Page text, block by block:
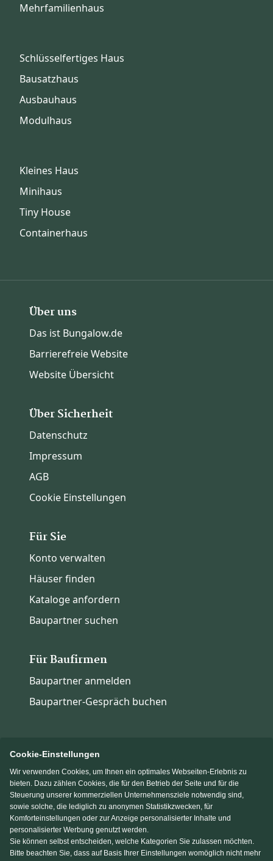
Mehrfamilienhaus
Schlüsselfertiges Haus
Bausatzhaus
Ausbauhaus
Modulhaus
Kleines Haus
Minihaus
Tiny House
Containerhaus
Über uns
Das ist Bungalow.de
Barrierefreie Website
Website Übersicht
Über Sicherheit
Datenschutz
Impressum
AGB
Cookie Einstellungen
Für Sie
Konto verwalten
Häuser finden
Kataloge anfordern
Baupartner suchen
Für Baufirmen
Baupartner anmelden
Baupartner-Gespräch buchen
Immowelt.de Bauen.de
Massivhaus.de Fertighaus.de
Einfamilienhaus.de
Cookie-Einstellungen
Wir verwenden Cookies, um Ihnen ein optimales Webseiten-Erlebnis zu
bieten. Dazu zählen Cookies, die für den Betrieb der Seite und für die
Steuerung unserer kommerziellen Unternehmensziele notwendig sind,
sowie solche, die lediglich zu anonymen Statistikzwecken, für
Komforteinstellungen oder zur Anzeige personalisierter Inhalte und
personalisierter Werbung genutzt werden.
Sie können selbst entscheiden, welche Kategorien Sie zulassen möchten.
Bitte beachten Sie, dass auf Basis Ihrer Einstellungen womöglich nicht mehr